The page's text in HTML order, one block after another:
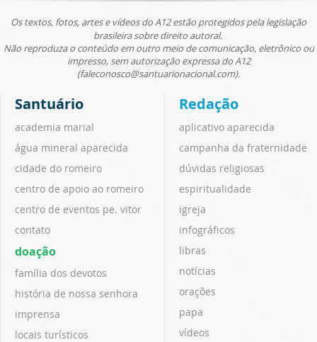
Os textos, fotos, artes e vídeos do A12 estão protegidos pela legislação
brasileira sobre direito autoral.
Não reproduza o conteúdo em outro meio de comunicação, eletrônico ou
impresso, sem autorização expressa do A12
(faleconosco@santuarionacional.com).
Santuário
academia marial
água mineral aparecida
cidade do romeiro
centro de apoio ao romeiro
centro de eventos pe. vitor
contato
doação
família dos devotos
história de nossa senhora
imprensa
locais turísticos
Redação
aplicativo aparecida
campanha da fraternidade
dúvidas religiosas
espiritualidade
igreja
infográficos
libras
notícias
orações
papa
vídeos